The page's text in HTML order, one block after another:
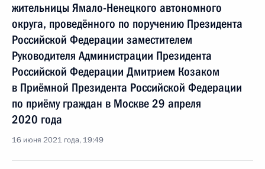
жительницы Ямало-Ненецкого автономного
округа, проведённого по поручению Президента
Российской Федерации заместителем
Руководителя Администрации Президента
Российской Федерации Дмитрием Козаком
в Приёмной Президента Российской Федерации
по приёму граждан в Москве 29 апреля
2020 года
16 июня 2021 года, 19:49